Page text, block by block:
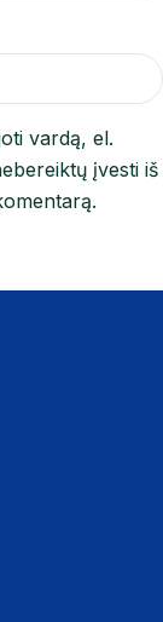
vardą, el.
įvesti iš